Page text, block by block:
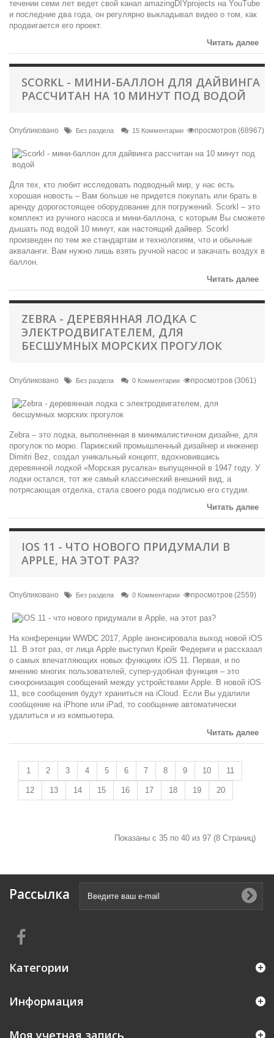
течении семи лет ведет свой канал amazingDIYprojects на YouTube
и последние два года, он регулярно выкладывал видео о том, как
продвигается его проект.
Читать далее
SCORKL - МИНИ-БАЛЛОН ДЛЯ ДАЙВИНГА
РАССЧИТАН НА 10 МИНУТ ПОД ВОДОЙ
Опубликовано Без раздела 15 Комментарии просмотров (68967)
Для тех, кто любит исследовать подводный мир, у нас есть
хорошая новость – Вам больше не придется покупать или брать в
аренду дорогостоящее оборудование для погружений. Scorkl – это
комплект из ручного насоса и мини-баллона, с которым Вы сможете
дышать под водой 10 минут, как настоящий дайвер. Scorkl
произведен по тем же стандартам и технологиям, что и обычные
акваланги. Вам нужно лишь взять ручной насос и закачать воздух в
баллон.
Читать далее
ZEBRA - ДЕРЕВЯННАЯ ЛОДКА С
ЭЛЕКТРОДВИГАТЕЛЕМ, ДЛЯ
БЕСШУМНЫХ МОРСКИХ ПРОГУЛОК
Опубликовано Без раздела 0 Комментарии просмотров (3061)
Zebra – это лодка, выполненная в минималистичном дизайне, для
прогулок по морю. Парижский промышленный дизайнер и инженер
Dimitri Bez, создал уникальный концепт, вдохновившись
деревянной лодкой «Морская русалка» выпущенной в 1947 году. У
лодки остался, тот же самый классический внешний вид, а
потрясающая отделка, стала своего рода подписью его студии.
Читать далее
IOS 11 - ЧТО НОВОГО ПРИДУМАЛИ В
APPLE, НА ЭТОТ РАЗ?
Опубликовано Без раздела 0 Комментарии просмотров (2559)
На конференции WWDC 2017, Apple анонсировала выход новой iOS
11. В этот раз, от лица Apple выступил Крейг Федериги и рассказал
о самых впечатляющих новых функциях iOS 11. Первая, и по
мнению многих пользователей, супер-удобная функция – это
синхронизация сообщений между устройствами Apple. В новой iOS
11, все сообщения будут храниться на iCloud. Если Вы удалили
сообщение на iPhone или iPad, то сообщение автоматически
удалиться и из компьютера.
Читать далее
1 2 3 4 5 6 7 8 9 10 11
12 13 14 15 16 17 18 19 20
Показаны с 35 по 40 из 97 (8 Страниц)
Рассылка
Категории
Информация
Моя учетная запись